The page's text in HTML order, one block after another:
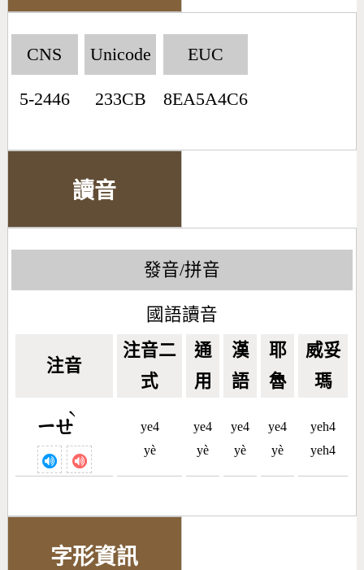
CNS
5-2446
Unicode
233CB
EUC
8EA5A4C6
讀音
發音/拼音
國語讀音
注音
注音二
式
通
用
漢
語
耶
魯
威妥
瑪
ㄧㄝ
ˋ
ye4
yè
ye4
yè
ye4
yè
ye4
yè
yeh4
yeh4
字形資訊